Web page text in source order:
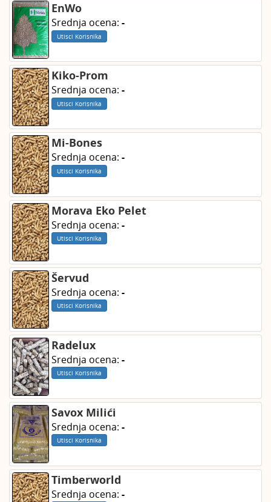
EnWo
Srednja ocena: -
Utisci Korisnika
Kiko-Prom
Srednja ocena: -
Utisci Korisnika
Mi-Bones
Srednja ocena: -
Utisci Korisnika
Morava Eko Pelet
Srednja ocena: -
Utisci Korisnika
Šervud
Srednja ocena: -
Utisci Korisnika
Radelux
Srednja ocena: -
Utisci Korisnika
Savox Milići
Srednja ocena: -
Utisci Korisnika
Timberworld
Srednja ocena: -